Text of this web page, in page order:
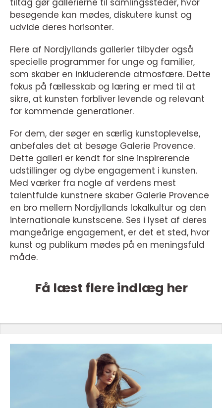
tiltag gør gallerierne til samlingssteder, hvor
besøgende kan mødes, diskutere kunst og
udvide deres horisonter.
Flere af Nordjyllands gallerier tilbyder også
specielle programmer for unge og familier,
som skaber en inkluderende atmosfære. Dette
fokus på fællesskab og læring er med til at
sikre, at kunsten forbliver levende og relevant
for kommende generationer.
For dem, der søger en særlig kunstoplevelse,
anbefales det at besøge Galerie Provence.
Dette galleri er kendt for sine inspirerende
udstillinger og dybe engagement i kunsten.
Med værker fra nogle af verdens mest
talentfulde kunstnere skaber Galerie Provence
en bro mellem Nordjyllands lokalkultur og den
internationale kunstscene. Ses i lyset af deres
mangeårige engagement, er det et sted, hvor
kunst og publikum mødes på en meningsfuld
måde.
Få læst flere indlæg her